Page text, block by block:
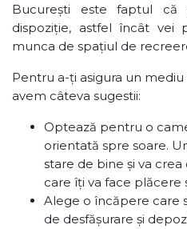
București este faptul că
dispoziție, astfel încât vei
munca de spațiul de
Pentru a-ți asigura un
avem câteva sugestii:
Optează pentru o
orientată spre soare.
stare de bine și va
care îți va face plăcere
Alege o încăpere care
de desfășurare și